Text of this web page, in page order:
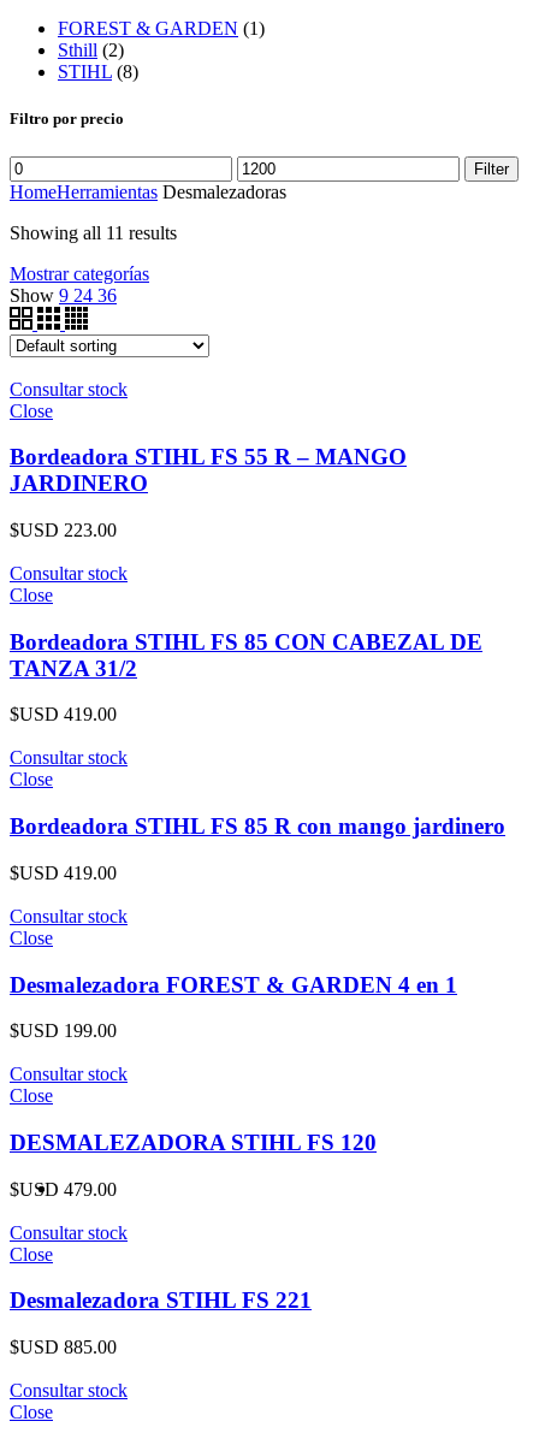
FOREST & GARDEN (1)
Sthill (2)
STIHL (8)
Filtro por precio
Filter
HomeHerramientas Desmalezadoras
Showing all 11 results
Mostrar categorías
Show 9 24 36
Consultar stock
Close
Bordeadora STIHL FS 55 R – MANGO
JARDINERO
$USD 223.00
Consultar stock
Close
Bordeadora STIHL FS 85 CON CABEZAL DE
TANZA 31/2
$USD 419.00
Consultar stock
Close
Bordeadora STIHL FS 85 R con mango jardinero
$USD 419.00
Consultar stock
Close
Desmalezadora FOREST & GARDEN 4 en 1
$USD 199.00
Consultar stock
Close
DESMALEZADORA STIHL FS 120
$USD 479.00
Consultar stock
Close
Desmalezadora STIHL FS 221
$USD 885.00
Consultar stock
Close